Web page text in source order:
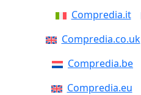
Compredia.it
Compredia.co.uk
Compredia.be
Compredia.eu